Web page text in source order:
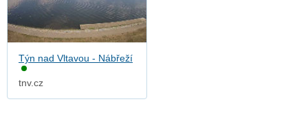
Týn nad Vltavou - Nábřeží
tnv.cz